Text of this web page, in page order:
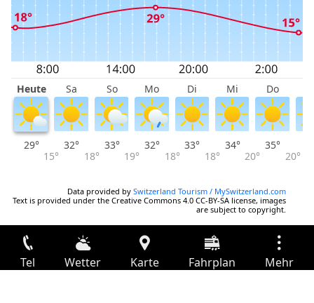
Heute Sa So Mo Di Mi Do
29°
15°
32°
18°
33°
19°
32°
18°
33°
18°
34°
20°
35°
20°
Data provided by Switzerland Tourism / MySwitzerland.com
Text is provided under the Creative Commons 4.0 CC-BY-SA license, images
are subject to copyright.
Tel Wetter Karte Fahrplan Mehr